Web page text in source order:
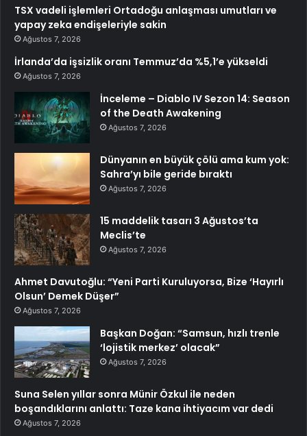
TSX vadeli işlemleri Ortadoğu anlaşması umutları ve
yapay zeka endişeleriyle sakin
Ağustos 7, 2026
İrlanda’da işsizlik oranı Temmuz’da %5,1’e yükseldi
Ağustos 7, 2026
İnceleme – Diablo IV Sezon 14: Season
of the Death Awakening
Ağustos 7, 2026
Dünyanın en büyük çölü ama kum yok:
Sahra’yı bile geride bıraktı
Ağustos 7, 2026
15 maddelik tasarı 3 Ağustos’ta
Meclis’te
Ağustos 7, 2026
Ahmet Davutoğlu: “Yeni Parti Kuruluyorsa, Bize ‘Hayırlı
Olsun’ Demek Düşer”
Ağustos 7, 2026
Başkan Doğan: “Samsun, hızlı trenle
‘lojistik merkez’ olacak”
Ağustos 7, 2026
Suna Selen yıllar sonra Münir Özkul ile neden
boşandıklarını anlattı: Taze kana ihtiyacım var dedi
Ağustos 7, 2026